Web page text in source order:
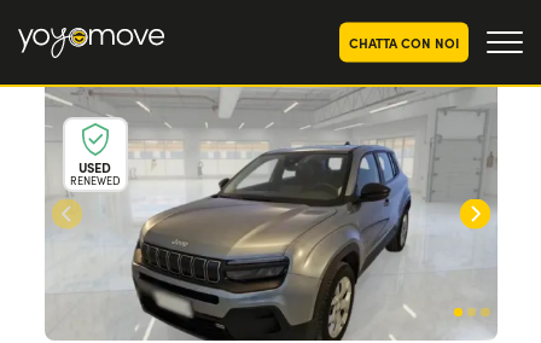
CHATTA CON NOI
OFFERTE NOLEGGIOLUNGO TERMINE
Privati
Aziende e P.IVA
OFFERTE NOLEGGIO
AUTO USATE
CHI SIAMO
La nostra storia
COME FUNZIONA
USED
RENEWED